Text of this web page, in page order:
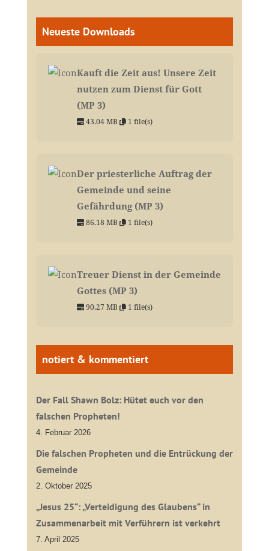
Neueste Downloads
Kauft die Zeit aus! Unsere Zeit
nutzen zum Dienst für Gott
(MP 3)
43.04 MB 1 file(s)
Der priesterliche Auftrag der
Gemeinde und seine
Gefährdung (MP 3)
86.18 MB 1 file(s)
Treuer Dienst in der Gemeinde
Gottes (MP 3)
90.27 MB 1 file(s)
notiert & kommentiert
Der Fall Shawn Bolz: Hütet euch vor den
falschen Propheten!
4. Februar 2026
Die falschen Propheten und die Entrückung der
Gemeinde
2. Oktober 2025
„Jesus 25“: „Verteidigung des Glaubens“ in
Zusammenarbeit mit Verführern ist verkehrt
7. April 2025